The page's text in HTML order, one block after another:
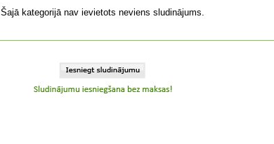
Šajā kategorijā nav ievietots neviens sludinājums.